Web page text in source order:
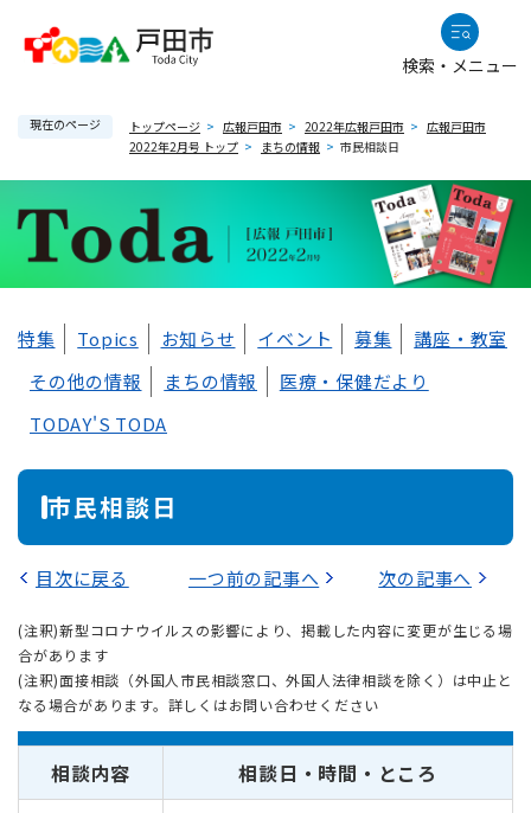
で
検索・メニュー
現在のページ トップページ > 広報戸田市 > 2022年広報戸田市 > 広報戸田市
2022年2月号 トップ > まちの情報 > 市民相談日
文
特集 Topics お知らせ イベント 募集
講座・教室
その他の情報
まちの情報
医療・保健だより
TODAY'S TODA
市民相談日
目次に戻る 次の記事へ
一つ前の記事へ
(注釈)新型コロナウイルスの影響により、掲載した内容に変更が生じる場
合があります
(注釈)面接相談（外国人市民相談窓口、外国人法律相談を除く）は中止と
なる場合があります。詳しくはお問い合わせください
相談内容
相談日・時間・ところ